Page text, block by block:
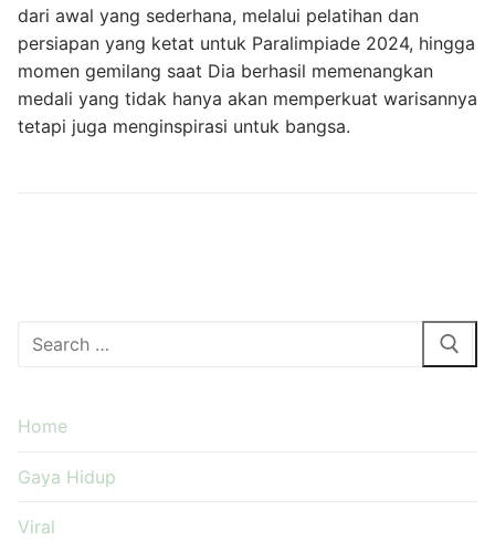
dari awal yang sederhana, melalui pelatihan dan
persiapan yang ketat untuk Paralimpiade 2024, hingga
momen gemilang saat Dia berhasil memenangkan
medali yang tidak hanya akan memperkuat warisannya
tetapi juga menginspirasi untuk bangsa.
Cari:
Home
Gaya Hidup
Viral